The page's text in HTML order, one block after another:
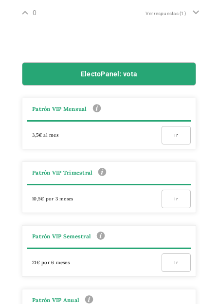
0 Ver respuestas(1)
ElectoPanel: vota
Patrón VIP Mensual
3,5€ al mes Ir
Patrón VIP Trimestral
10,5€ por 3 meses Ir
Patrón VIP Semestral
21€ por 6 meses Ir
Patrón VIP Anual